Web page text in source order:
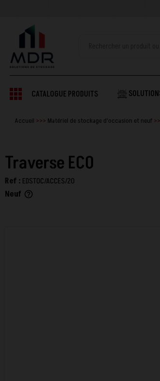
CATALOGUE PRODUITS
Accueil Matériel de stockage d'occasion et neuf
Traverse ECO
Ref : EDSTOC/ACCES/20
Neuf help_outline